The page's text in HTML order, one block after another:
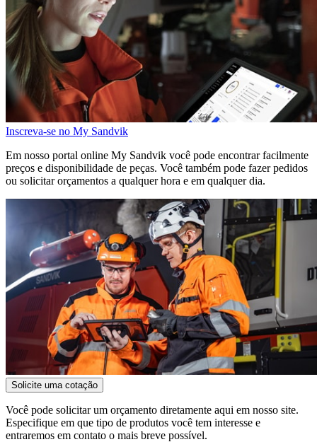
Inscreva-se no My Sandvik
Em nosso portal online My Sandvik você pode encontrar facilmente
preços e disponibilidade de peças. Você também pode fazer pedidos
ou solicitar orçamentos a qualquer hora e em qualquer dia.
Solicite uma cotação
Você pode solicitar um orçamento diretamente aqui em nosso site.
Especifique em que tipo de produtos você tem interesse e
entraremos em contato o mais breve possível.